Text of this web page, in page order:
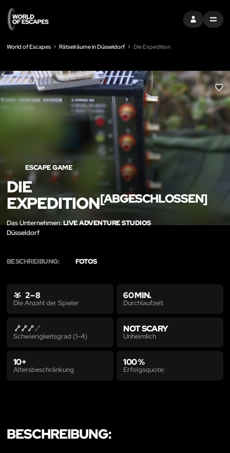
EINTRAGEN
MENU
World of Escapes Rätselräume in Düsseldorf Die Expedition
LIKE
ESCAPE GAME
DIE
EXPEDITION[ABGESCHLOSSEN]
Das Unternehmen:LIVE ADVENTURE STUDIOS
Düsseldorf
BESCHREIBUNG: FOTOS
2 – 8
Die Anzahl der Spieler
60 MIN.
Durchlaufzeit
Schwierigkeitsgrad (1-4)
NOT SCARY
Unheimlich
10+
Altersbeschränkung
100 %
Erfolgsquote:
BESCHREIBUNG: